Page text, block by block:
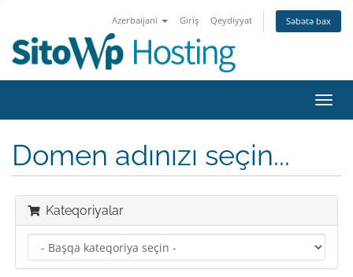
Azerbaijani Giriş Qeydiyyat Səbətə bax
keçid
Domen adınızı seçin...
Kateqoriyalar